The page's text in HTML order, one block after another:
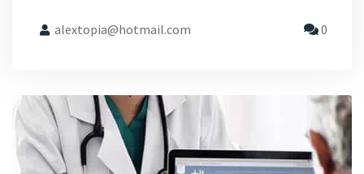
alextopia@hotmail.com 0